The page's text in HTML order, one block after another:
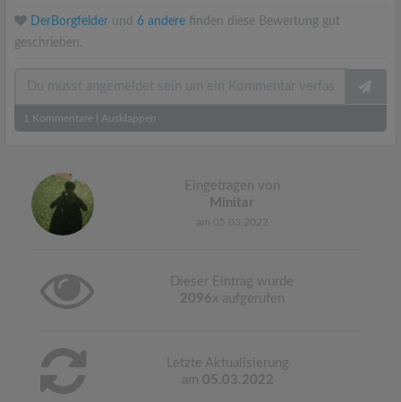
DerBorgfelder und 6 andere finden diese Bewertung gut
geschrieben.
1 Kommentare Ausklappen
Eingetragen von
Minitar
am 05.03.2022
Dieser Eintrag wurde
2096x aufgerufen
Letzte Aktualisierung
am 05.03.2022